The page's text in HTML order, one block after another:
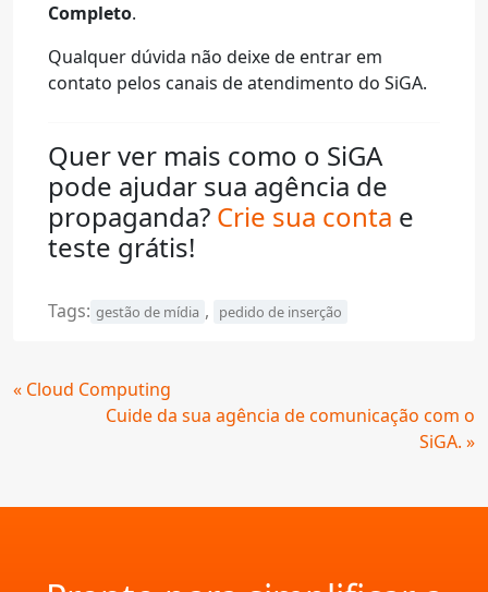
Completo.
Qualquer dúvida não deixe de entrar em
contato pelos canais de atendimento do SiGA.
Quer ver mais como o SiGA
pode ajudar sua agência de
propaganda? Crie sua conta e
teste grátis!
Tags: gestão de mídia , pedido de inserção
Continue
« Cloud Computing
Cuide da sua agência de comunicação com o
SiGA. »